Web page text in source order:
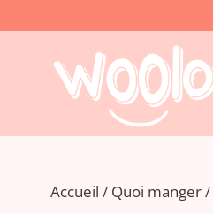
Accueil Quoi manger